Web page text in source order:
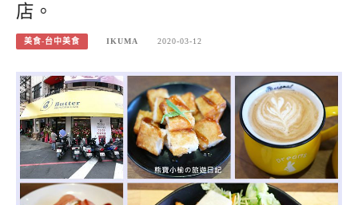
店。
美食-台中美食 IKUMA 2020-03-12